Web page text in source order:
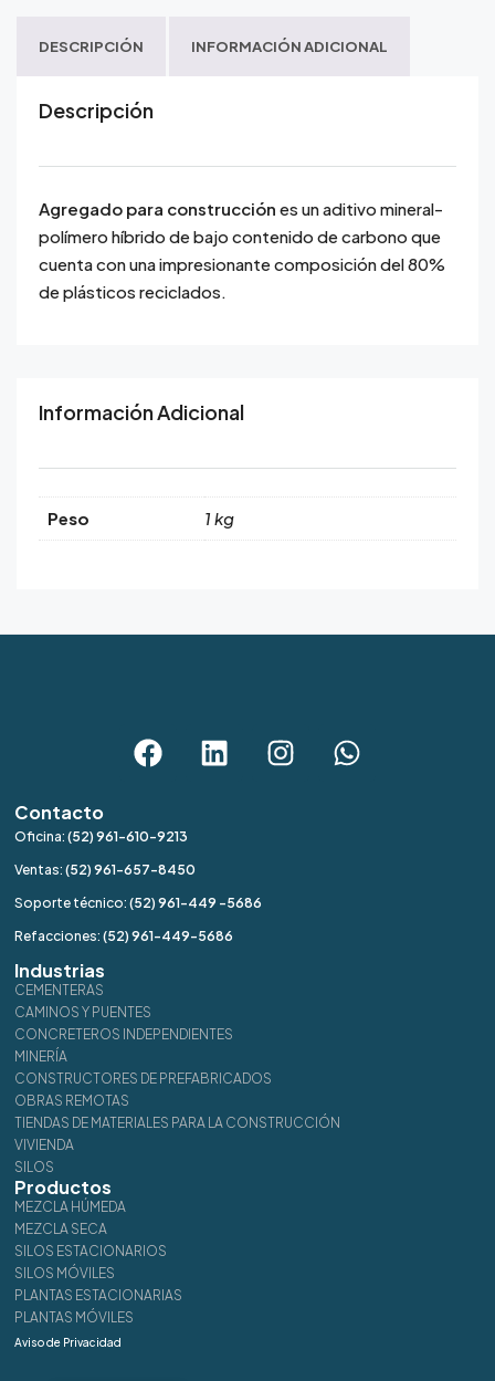
DESCRIPCIÓN INFORMACIÓN ADICIONAL
Descripción
Agregado para construcción es un aditivo mineral-
polímero híbrido de bajo contenido de carbono que
cuenta con una impresionante composición del 80%
de plásticos reciclados.
Información Adicional
Peso 1 kg
Contacto
Oficina:(52) 961-610-9213
Ventas:(52) 961-657-8450
Soporte técnico:(52) 961-449 -5686
Refacciones:(52) 961-449-5686
Industrias
CEMENTERAS
CAMINOS Y PUENTES
CONCRETEROS INDEPENDIENTES
MINERÍA
CONSTRUCTORES DE PREFABRICADOS
OBRAS REMOTAS
TIENDAS DE MATERIALES PARA LA CONSTRUCCIÓN
VIVIENDA
SILOS
Productos
MEZCLA HÚMEDA
MEZCLA SECA
SILOS ESTACIONARIOS
SILOS MÓVILES
PLANTAS ESTACIONARIAS
PLANTAS MÓVILES
Aviso de Privacidad